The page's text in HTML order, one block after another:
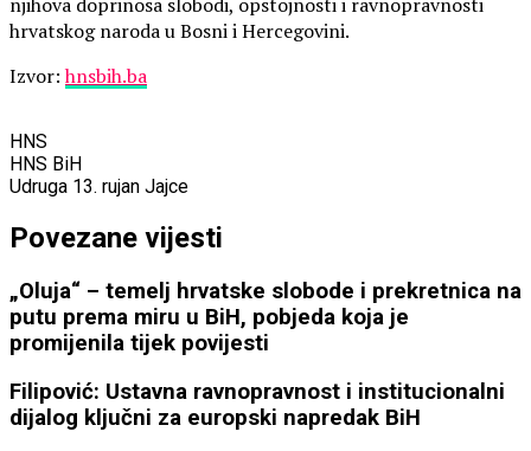
hrvatskog naroda u Bosni i Hercegovini.
Izvor:hnsbih.ba
HNS
HNS BiH
Udruga 13. rujan Jajce
Povezane vijesti
„Oluja“ – temelj hrvatske slobode i prekretnica na
putu prema miru u BiH, pobjeda koja je
promijenila tijek povijesti
Filipović: Ustavna ravnopravnost i institucionalni
dijalog ključni za europski napredak BiH